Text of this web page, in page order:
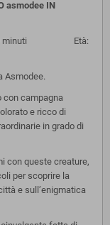
asmodee IN
minuti Età:
Asmodee.
con campagna
e ricco di
in grado di
con queste creature,
per scoprire la
e sull’enigmatica